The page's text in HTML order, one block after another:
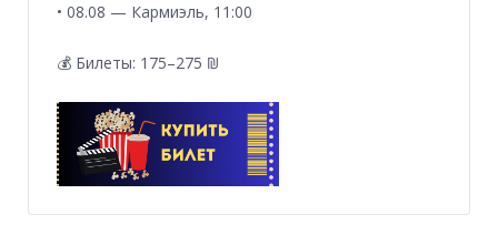
• 08.08 — Кармиэль, 11:00
💰 Билеты: 175–275 ₪